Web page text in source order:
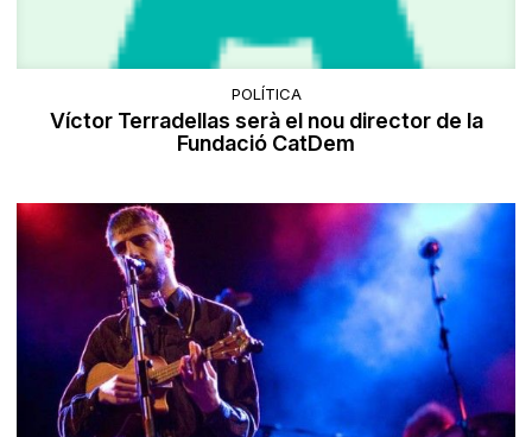
POLÍTICA
Víctor Terradellas serà el nou director de la
Fundació CatDem